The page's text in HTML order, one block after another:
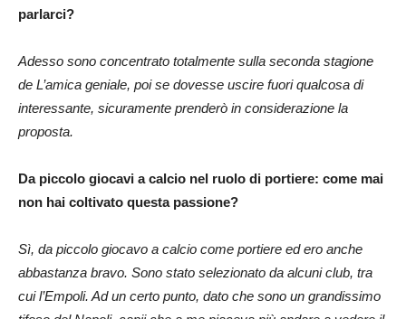
parlarci?
Adesso sono concentrato totalmente sulla seconda stagione
de L’amica geniale, poi se dovesse uscire fuori qualcosa di
interessante, sicuramente prenderò in considerazione la
proposta.
Da piccolo giocavi a calcio nel ruolo di portiere: come mai
non hai coltivato questa passione?
Sì, da piccolo giocavo a calcio come portiere ed ero anche
abbastanza bravo. Sono stato selezionato da alcuni club, tra
cui l’Empoli. Ad un certo punto, dato che sono un grandissimo